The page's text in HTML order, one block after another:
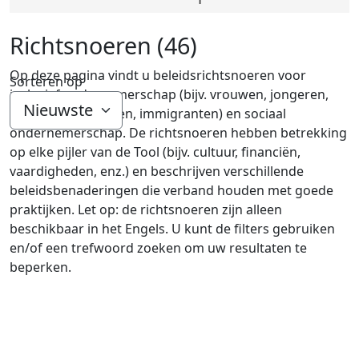
Sorteren op
Richtsnoeren (46)
Op deze pagina vindt u beleidsrichtsnoeren voor
inclusief ondernemerschap (bijv. vrouwen, jongeren,
senioren, werklozen, immigranten) en sociaal
ondernemerschap. De richtsnoeren hebben betrekking
op elke pijler van de Tool (bijv. cultuur, financiën,
vaardigheden, enz.) en beschrijven verschillende
beleidsbenaderingen die verband houden met goede
praktijken. Let op: de richtsnoeren zijn alleen
beschikbaar in het Engels. U kunt de filters gebruiken
en/of een trefwoord zoeken om uw resultaten te
beperken.